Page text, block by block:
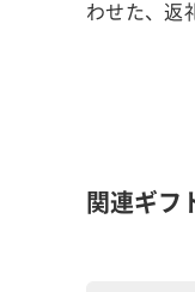
わせた、返
関連ギフ